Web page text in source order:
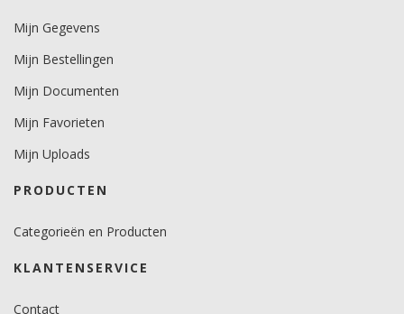
Mijn Gegevens
Mijn Bestellingen
Mijn Documenten
Mijn Favorieten
Mijn Uploads
PRODUCTEN
Categorieën en Producten
KLANTENSERVICE
Contact